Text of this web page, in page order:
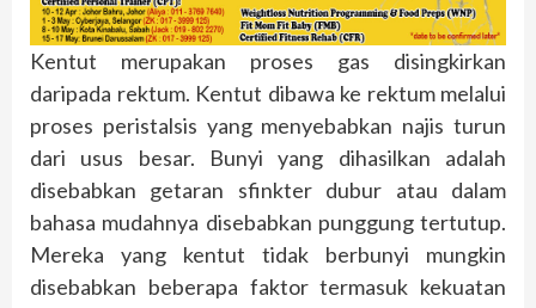
Kentut merupakan proses gas disingkirkan
daripada rektum. Kentut dibawa ke rektum melalui
proses peristalsis yang menyebabkan najis turun
dari usus besar. Bunyi yang dihasilkan adalah
disebabkan getaran sfinkter dubur atau dalam
bahasa mudahnya disebabkan punggung tertutup.
Mereka yang kentut tidak berbunyi mungkin
disebabkan beberapa faktor termasuk kekuatan